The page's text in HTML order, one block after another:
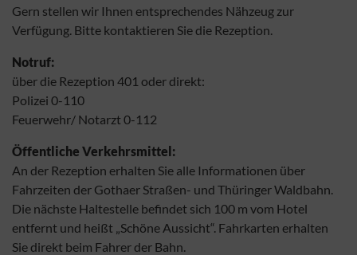
Gern stellen wir Ihnen entsprechendes Nähzeug zur
Verfügung. Bitte kontaktieren Sie die Rezeption.
Notruf:
über die Rezeption 401 oder direkt:
Polizei 0-110
Feuerwehr/ Notarzt 0-112
Öffentliche Verkehrsmittel:
An der Rezeption erhalten Sie alle Informationen über
Fahrzeiten der Gothaer Straßen- und Thüringer Waldbahn.
Die nächste Haltestelle befindet sich 100 m vom Hotel
entfernt und heißt „Schöne Aussicht“. Fahrkarten erhalten
Sie direkt beim Fahrer der Bahn.